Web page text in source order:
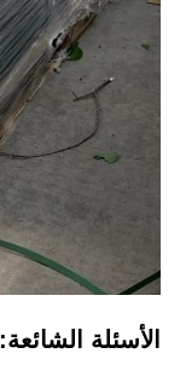
الأسئلة الشائعة: